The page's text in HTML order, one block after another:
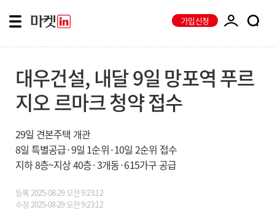
가입신청
대우건설, 내달 9일 망포역 푸르
지오 르마크 청약 접수
29일 견본주택 개관
8일 특별공급·9일 1순위·10일 2순위 접수
지하 8층~지상 40층·3개동·615가구 공급
등록2025-08-29 오전 9:23:12
수정 2025-08-29 오전 9:23:12